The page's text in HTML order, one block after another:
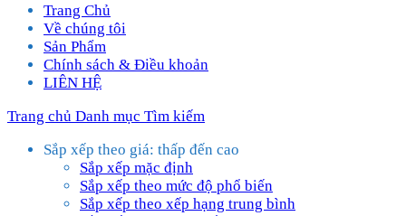
Trang Chủ
Về chúng tôi
Sản Phẩm
Chính sách & Điều khoản
LIÊN HỆ
Trang chủ Danh mục Tìm kiếm
Sắp xếp theo giá: thấp đến cao
Sắp xếp mặc định
Sắp xếp theo mức độ phổ biến
Sắp xếp theo xếp hạng trung bình